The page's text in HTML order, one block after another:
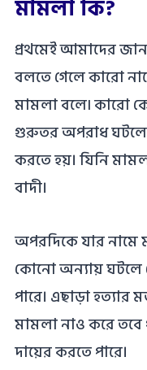
মামলা কি?
প্রথমেই আমাদের
বলতে গেলে কারো
মামলা বলে৷ কারো
গুরুতর অপরাধ
করতে হয়। যিনি
বাদী।
অপরদিকে যার নামে
কোনো অন্যায় ঘটলে
পারে। এছাড়া
মামলা নাও করে তবে
দায়ের করতে পারে।